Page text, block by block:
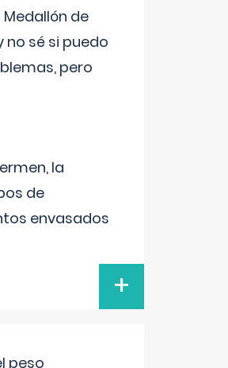
de
sé si puedo
pero
la
de
envasados
+
peso